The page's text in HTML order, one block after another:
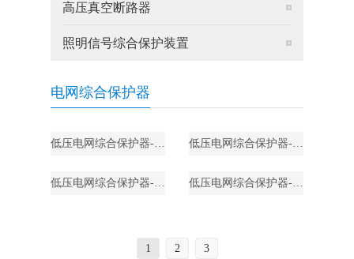
高压真空断路器
照明信号综合保护装置
电网综合保护器
低压电网综合保护器-LBD-P 低压电网综合保护器-LBD-Y
低压电网综合保护器-LBD-YS 低压电网综合保护器-LBD-PS
1 2 3